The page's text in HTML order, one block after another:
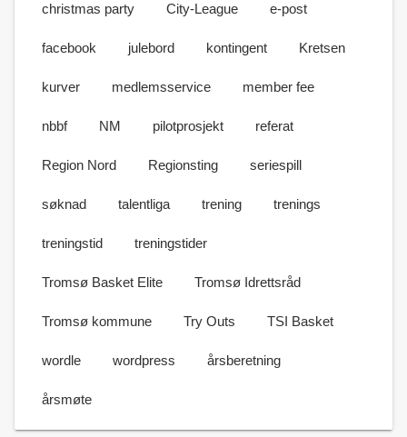
christmas party City-League e-post
facebook julebord kontingent Kretsen
kurver medlemsservice member fee
nbbf NM pilotprosjekt referat
Region Nord Regionsting seriespill
søknad talentliga trening trenings
treningstid treningstider
Tromsø Basket Elite Tromsø Idrettsråd
Tromsø kommune Try Outs TSI Basket
wordle wordpress årsberetning
årsmøte